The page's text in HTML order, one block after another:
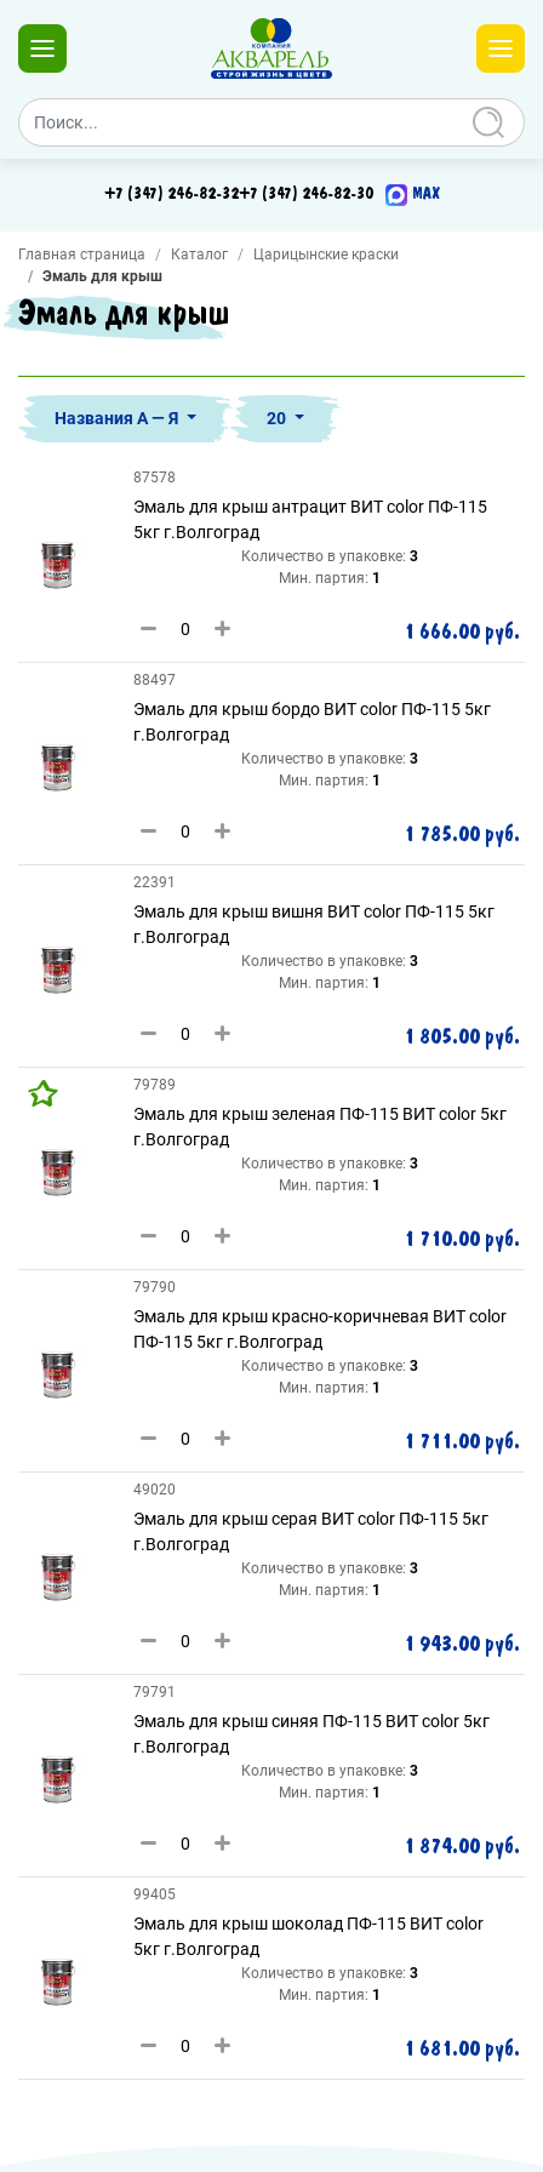
+7 (347) 246-82-32+7 (347) 246-82-30 MAX
Главная страница Каталог
Царицынские краски
Эмаль для крыш
Эмаль для крыш
Названия А — Я 20
87578
Эмаль для крыш антрацит ВИТ color ПФ-115
5кг г.Волгоград
Количество в упаковке: 3
Мин. партия: 1
1 666.00 руб.
88497
Эмаль для крыш бордо ВИТ color ПФ-115 5кг
г.Волгоград
Количество в упаковке: 3
Мин. партия: 1
1 785.00 руб.
22391
Эмаль для крыш вишня ВИТ color ПФ-115 5кг
г.Волгоград
Количество в упаковке: 3
Мин. партия: 1
1 805.00 руб.
79789
Эмаль для крыш зеленая ПФ-115 ВИТ color 5кг
г.Волгоград
Количество в упаковке: 3
Мин. партия: 1
1 710.00 руб.
79790
Эмаль для крыш красно-коричневая ВИТ color
ПФ-115 5кг г.Волгоград
Количество в упаковке: 3
Мин. партия: 1
1 711.00 руб.
49020
Эмаль для крыш серая ВИТ color ПФ-115 5кг
г.Волгоград
Количество в упаковке: 3
Мин. партия: 1
1 943.00 руб.
79791
Эмаль для крыш синяя ПФ-115 ВИТ color 5кг
г.Волгоград
Количество в упаковке: 3
Мин. партия: 1
1 874.00 руб.
99405
Эмаль для крыш шоколад ПФ-115 ВИТ color
5кг г.Волгоград
Количество в упаковке: 3
Мин. партия: 1
1 681.00 руб.